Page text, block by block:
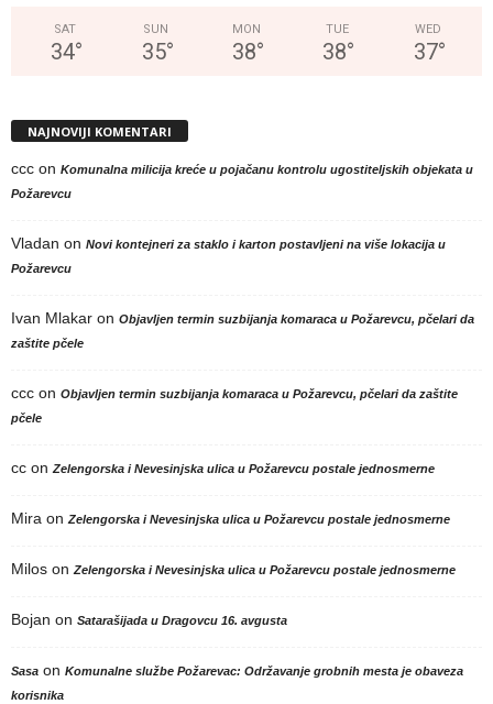
SAT
34°
SUN
35°
MON
38°
TUE
38°
WED
37°
NAJNOVIJI KOMENTARI
ccc on Komunalna milicija kreće u pojačanu kontrolu ugostiteljskih objekata u
Požarevcu
Vladan on Novi kontejneri za staklo i karton postavljeni na više lokacija u
Požarevcu
Ivan Mlakar on Objavljen termin suzbijanja komaraca u Požarevcu, pčelari da
zaštite pčele
ccc on Objavljen termin suzbijanja komaraca u Požarevcu, pčelari da zaštite
pčele
cc on Zelengorska i Nevesinjska ulica u Požarevcu postale jednosmerne
Mira on Zelengorska i Nevesinjska ulica u Požarevcu postale jednosmerne
Milos on Zelengorska i Nevesinjska ulica u Požarevcu postale jednosmerne
Bojan on Satarašijada u Dragovcu 16. avgusta
Sasa on Komunalne službe Požarevac: Održavanje grobnih mesta je obaveza
korisnika